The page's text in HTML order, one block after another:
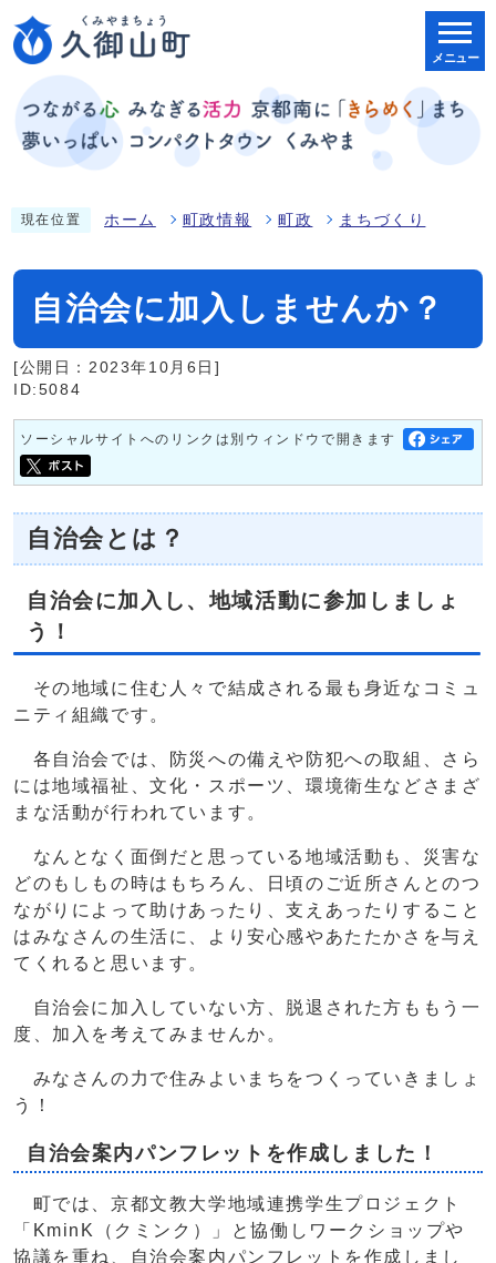
メニュー
現在位置 ホーム 町政情報 町政 まちづくり
自治会に加入しませんか？
[公開日：2023年10月6日]
ID:5084
ソーシャルサイトへのリンクは別ウィンドウで開きます
自治会とは？
自治会に加入し、地域活動に参加しましょ
う！
その地域に住む人々で結成される最も身近なコミュ
ニティ組織です。
各自治会では、防災への備えや防犯への取組、さら
には地域福祉、文化・スポーツ、環境衛生などさまざ
まな活動が行われています。
なんとなく面倒だと思っている地域活動も、災害な
どのもしもの時はもちろん、日頃のご近所さんとのつ
ながりによって助けあったり、支えあったりすること
はみなさんの生活に、より安心感やあたたかさを与え
てくれると思います。
自治会に加入していない方、脱退された方ももう一
度、加入を考えてみませんか。
みなさんの力で住みよいまちをつくっていきましょ
う！
自治会案内パンフレットを作成しました！
町では、京都文教大学地域連携学生プロジェクト
「KminK（クミンク）」と協働しワークショップや
協議を重ね、自治会案内パンフレットを作成しまし